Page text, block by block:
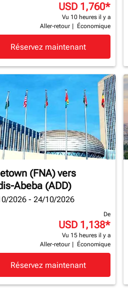
USD 1,760*
Vu 10 heures il y a
Aller-retour
Économique
Réservez maintenant
(FNA)vers
Abeba (ADD)
2026 - 24/10/2026
De
USD 1,138*
Vu 15 heures il y a
Aller-retour
Économique
Réservez maintenant